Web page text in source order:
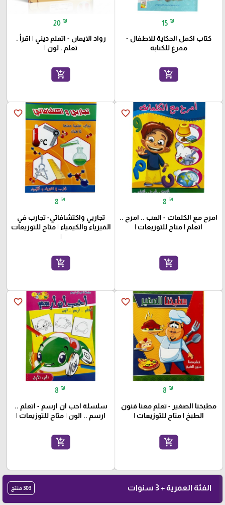
15 ₪
كتاب اكمل الحكاية للاطفال -
مفرغ للكتابة
add_shopping_cart
20 ₪
رواد الايمان - اتعلم ديني | اقرأ .
تعلم . لون |
add_shopping_cart
favorite_border
8 ₪
امرح مع الكلمات - العب .. امرح ..
اتعلم | متاح للتوزيعات |
add_shopping_cart
favorite_border
8 ₪
تجاربي واكتشافاتي- تجارب في
الفيزياء والكيمياء | متاح للتوزيعات
|
add_shopping_cart
favorite_border
8 ₪
مطبخنا الصغير - تعلم معنا فنون
الطبخ | متاح للتوزيعات |
add_shopping_cart
favorite_border
8 ₪
سلسلة احب ان ارسم - اتعلم ..
ارسم .. الون | متاح للتوزيعات |
add_shopping_cart
الفئة العمرية + 3 سنوات 303 منتج